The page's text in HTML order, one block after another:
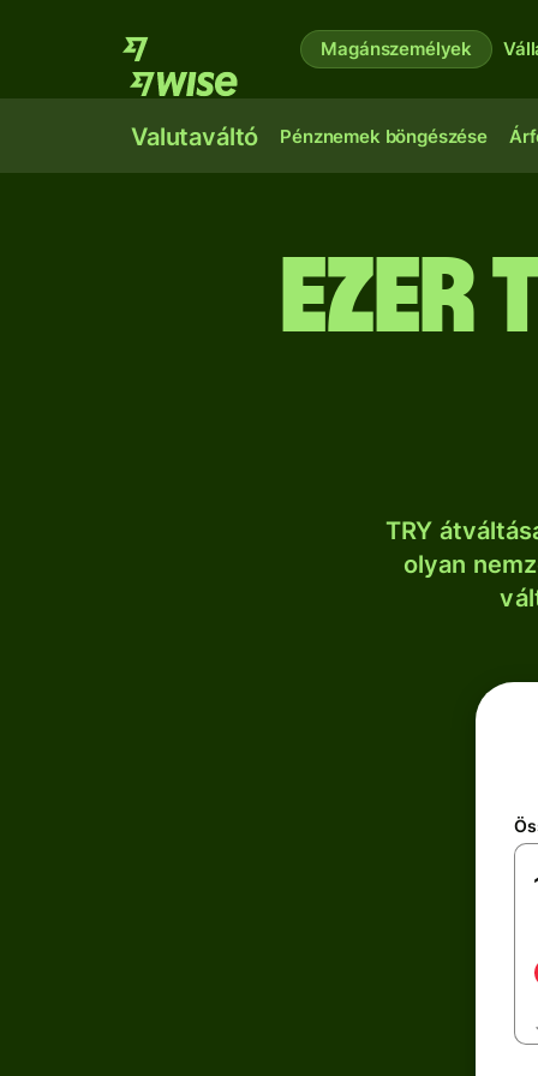
Magánszemélyek
Valutaváltó Pénznemek böngészése
TRY
olyan